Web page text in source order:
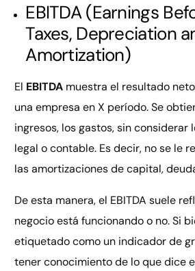
EBITDA (Earnings
Taxes, Depreciation
Amortization)
El EBITDA muestra el resultado
una empresa en X período. Se
ingresos, los gastos, sin considerar
legal o contable. Es decir, no se le
las amortizaciones de capital,
De esta manera, el EBITDA suele
negocio está funcionando o no. Si
etiquetado como un indicador de
tener conocimiento de lo que dice